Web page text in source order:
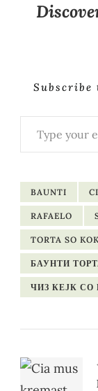
Type your email…
BAUNTI
RAFAELO
TORTA SO
БАУНТИ
ЧИЗ КЕЈК СО